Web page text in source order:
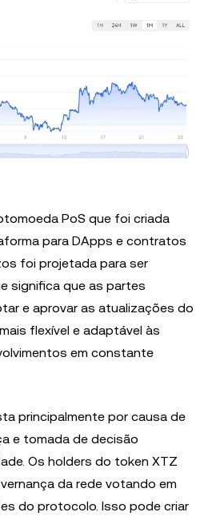
PoS que foi criada
para DApps e contratos
foi projetada para ser
significa que as partes
e aprovar as atualizações do
flexível e adaptável às
em constante
principalmente por causa de
e tomada de decisão
Os holders do token XTZ
da rede votando em
do protocolo. Isso pode criar